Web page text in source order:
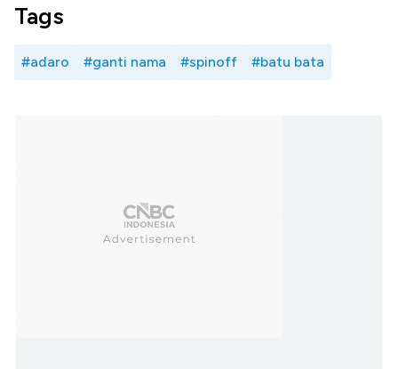
Tags
#adaro #ganti nama #spinoff #batu bata